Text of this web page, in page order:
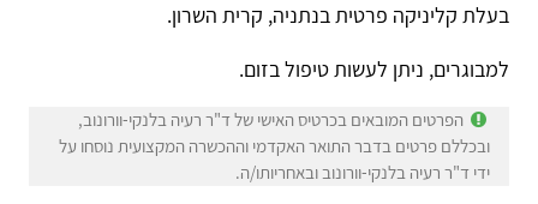
בעלת קליניקה פרטית בנתניה, קרית השרון.
למבוגרים, ניתן לעשות טיפול בזום.
הפרטים המובאים בכרטיס האישי של ד"ר רעיה בלנקי-וורונוב,
ובכללם פרטים בדבר התואר האקדמי וההכשרה המקצועית נוסחו על
ידי ד"ר רעיה בלנקי-וורונוב ובאחריותו/ה.